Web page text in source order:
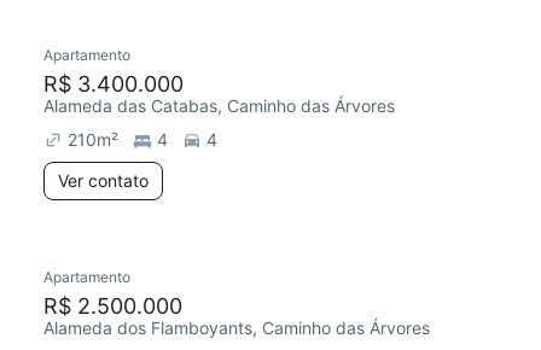
Apartamento
R$ 3.400.000
Alameda das Catabas, Caminho das Árvores
210m² 4
4
Ver contato
Apartamento
R$ 2.500.000
Alameda dos Flamboyants, Caminho das Árvores